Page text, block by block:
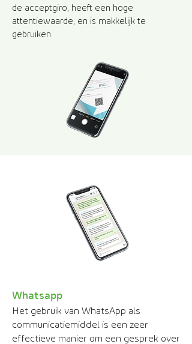
de acceptgiro, heeft een hoge
attentiewaarde, en is makkelijk te
gebruiken.
Whatsapp
Het gebruik van WhatsApp als
communicatiemiddel is een zeer
effectieve manier om een gesprek over